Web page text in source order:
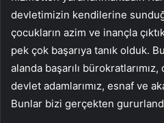
devletimizin kendilerine
çocukların azim ve inançla
pek çok başarıya tanık olduk.
alanda başarılı
devlet adamlarımız, esnaf ve
Bunlar bizi gerçekten